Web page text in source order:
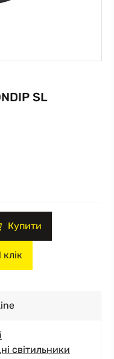
SL
Купити
світильники